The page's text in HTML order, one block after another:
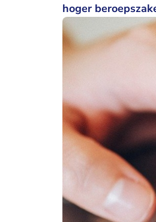
hoger